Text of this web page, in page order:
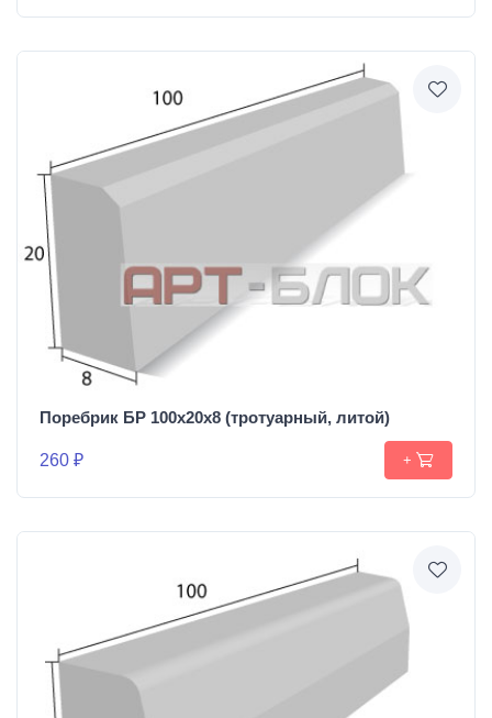
Поребрик БР 100х20х8 (тротуарный, литой)
260 ₽ +